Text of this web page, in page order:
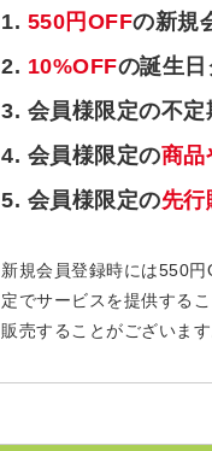
1. 550円OFFの新規
2. 10%OFFの誕生
3. 会員様限定の不定
4. 会員様限定の商品
5. 会員様限定の先行
新規会員登録時には550
定でサービスを提供する
販売することがございま